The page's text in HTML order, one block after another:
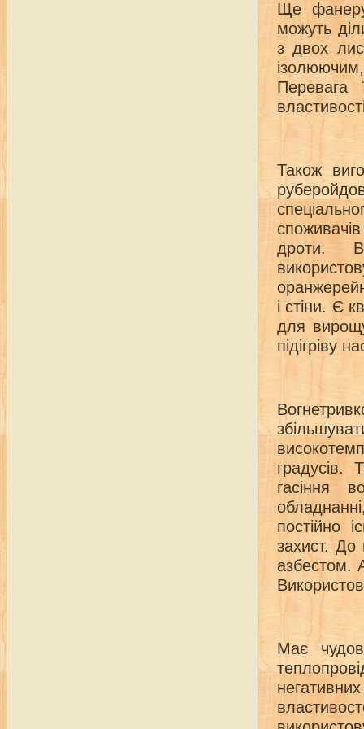
Ще
можуть
з двох
Також
дроти.
і стіни. Є
для
підігріву
градусів.
гасіння
постійно
захист. До
азбестом.
Має